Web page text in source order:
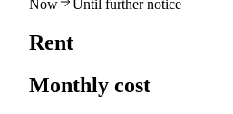
Now Until further notice
Rent
Monthly cost